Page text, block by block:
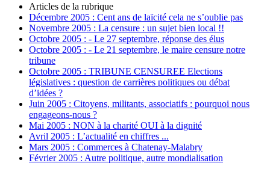
Articles de la rubrique
Décembre 2005 : Cent ans de laïcité cela ne s’oublie pas
Novembre 2005 : La censure : un sujet bien local !!
Octobre 2005 : - Le 27 septembre, réponse des élus
Octobre 2005 : - Le 21 septembre, le maire censure notre
tribune
Octobre 2005 : TRIBUNE CENSUREE Elections
législatives : question de carrières politiques ou débat
d’idées ?
Juin 2005 : Citoyens, militants, associatifs : pourquoi nous
engageons-nous ?
Mai 2005 : NON à la charité OUI à la dignité
Avril 2005 : L’actualité en chiffres ...
Mars 2005 : Commerces à Chatenay-Malabry
Février 2005 : Autre politique, autre mondialisation